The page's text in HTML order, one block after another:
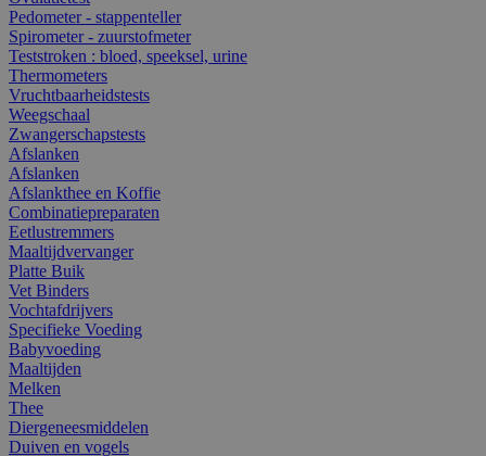
Pedometer - stappenteller
Spirometer - zuurstofmeter
Teststroken : bloed, speeksel, urine
Thermometers
Vruchtbaarheidstests
Weegschaal
Zwangerschapstests
Afslanken
Afslanken
Afslankthee en Koffie
Combinatiepreparaten
Eetlustremmers
Maaltijdvervanger
Platte Buik
Vet Binders
Vochtafdrijvers
Specifieke Voeding
Babyvoeding
Maaltijden
Melken
Thee
Diergeneesmiddelen
Duiven en vogels